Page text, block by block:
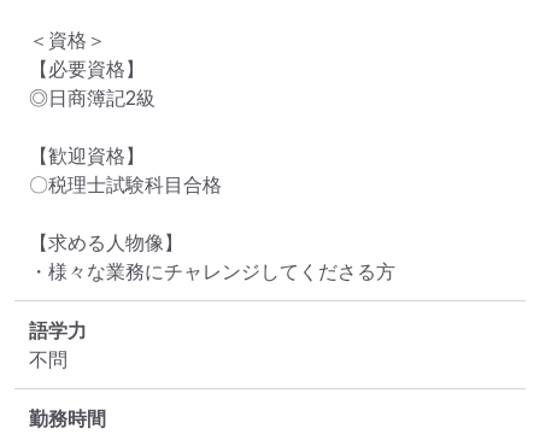
＜資格＞
【必要資格】
◎日商簿記2級
【歓迎資格】
〇税理士試験科目合格
【求める人物像】
・様々な業務にチャレンジしてくださる方
語学力
不問
勤務時間